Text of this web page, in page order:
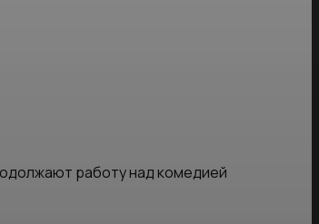
работу над комедией